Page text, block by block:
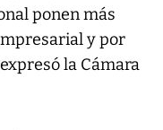
ponen más
y por
la Cámara